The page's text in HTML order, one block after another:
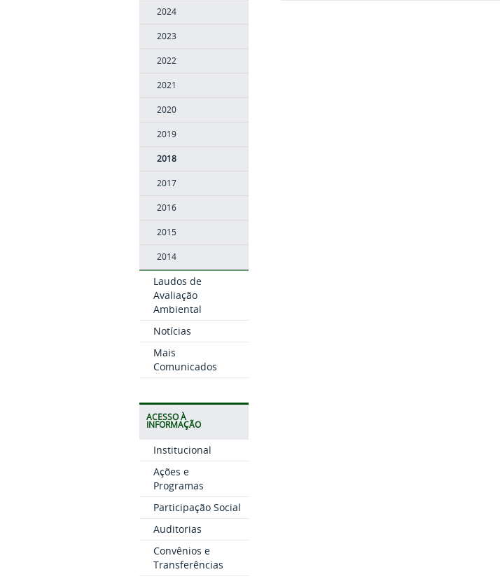
2024
2023
2022
2021
2020
2019
2018
2017
2016
2015
2014
Laudos de
Avaliação
Ambiental
Notícias
Mais
Comunicados
ACESSO À
INFORMAÇÃO
Institucional
Ações e
Programas
Participação Social
Auditorias
Convênios e
Transferências